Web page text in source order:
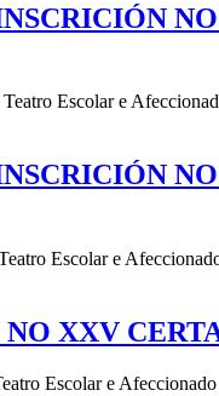
Escolar e
Escolar e
XXV
Escolar e